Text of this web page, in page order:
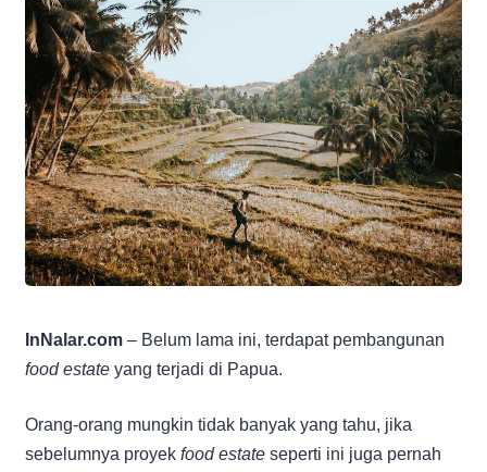
InNalar.com – Belum lama ini, terdapat pembangunan
food estate yang terjadi di Papua.
Orang-orang mungkin tidak banyak yang tahu, jika
sebelumnya proyek food estate seperti ini juga pernah